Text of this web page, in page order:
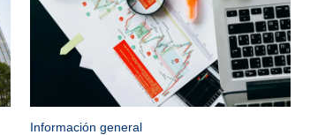
Información general